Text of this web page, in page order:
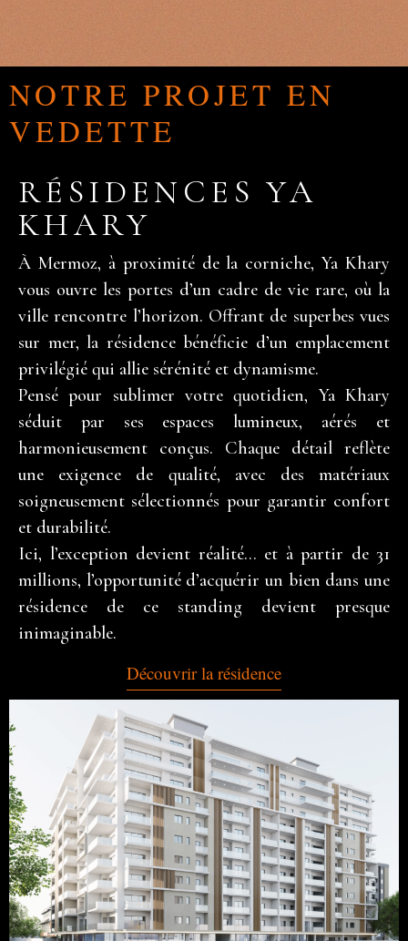
NOTRE PROJET EN
VEDETTE
RÉSIDENCES YA
KHARY
À Mermoz, à proximité de la corniche, Ya Khary
vous ouvre les portes d’un cadre de vie rare, où la
ville rencontre l’horizon. Offrant de superbes vues
sur mer, la résidence bénéficie d’un emplacement
privilégié qui allie sérénité et dynamisme.
Pensé pour sublimer votre quotidien, Ya Khary
séduit par ses espaces lumineux, aérés et
harmonieusement conçus. Chaque détail reflète
une exigence de qualité, avec des matériaux
soigneusement sélectionnés pour garantir confort
et durabilité.
Ici, l’exception devient réalité… et à partir de 31
millions, l’opportunité d’acquérir un bien dans une
résidence de ce standing devient presque
inimaginable.
Découvrir la résidence